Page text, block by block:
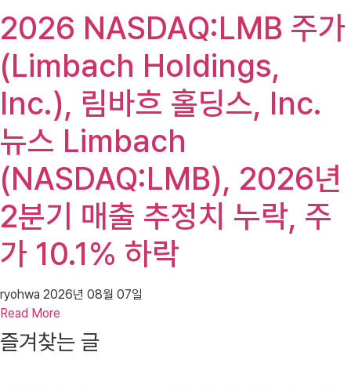
2026 NASDAQ:LMB 주가
(Limbach Holdings,
Inc.), 림바흐 홀딩스, Inc.
뉴스 Limbach
(NASDAQ:LMB), 2026년
2분기 매출 추정치 누락, 주
가 10.1% 하락
ryohwa 2026년 08월 07일
Read More
즐겨찾는 글